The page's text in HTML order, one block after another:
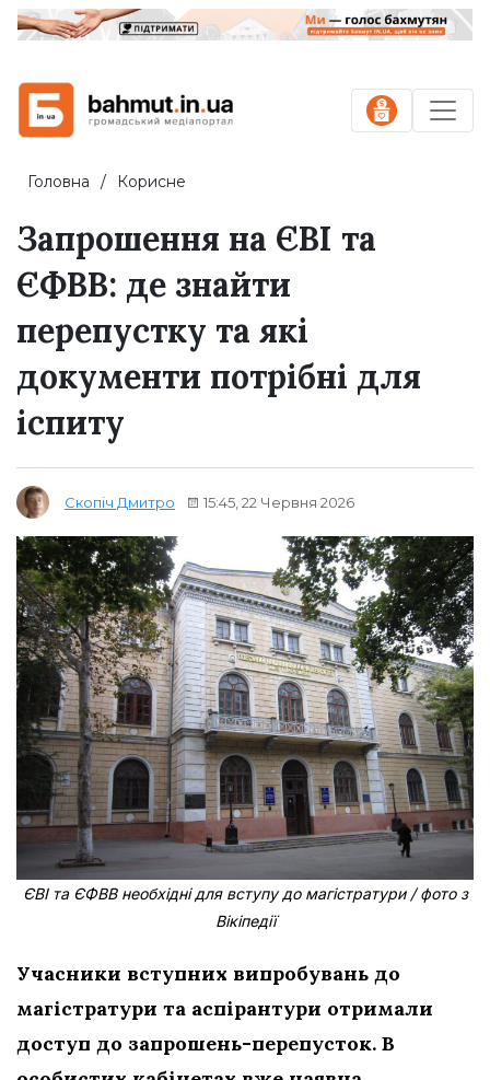
Головна Корисне
Запрошення на ЄВІ та
ЄФВВ: де знайти
перепустку та які
документи потрібні для
іспиту
Скопіч Дмитро 15:45, 22 Червня 2026
ЄВІ та ЄФВВ необхідні для вступу до магістратури / фото з
Вікіпедії
Учасники вступних випробувань до
магістратури та аспірантури отримали
доступ до запрошень-перепусток. В